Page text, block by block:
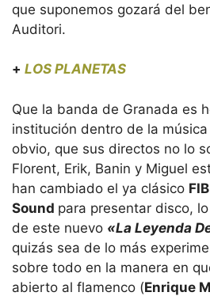
que suponemos gozará del
Auditori.
+ LOS PLANETAS
Que la banda de Granada es
institución dentro de la
obvio, que sus directos no lo
Florent, Erik, Banin y Miguel
han cambiado el ya clásico FIB
Sound para presentar disco,
de este nuevo «La Leyenda
quizás sea de lo más
sobre todo en la manera en
abierto al flamenco (Enrique